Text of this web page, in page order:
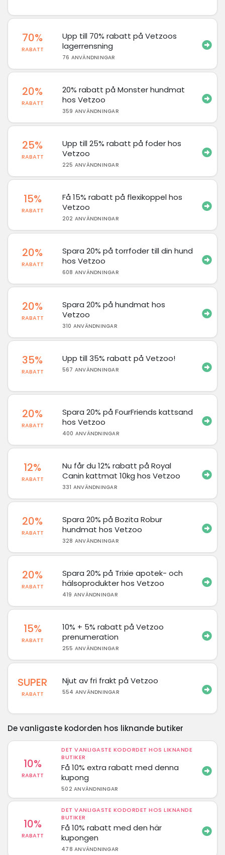
70%
RABATT
Upp till 70% rabatt på Vetzoos
lagerrensning
76 ANVÄNDNINGAR
20%
RABATT
20% rabatt på Monster hundmat
hos Vetzoo
359 ANVÄNDNINGAR
25%
RABATT
Upp till 25% rabatt på foder hos
Vetzoo
225 ANVÄNDNINGAR
15%
RABATT
Få 15% rabatt på flexikoppel hos
Vetzoo
202 ANVÄNDNINGAR
20%
RABATT
Spara 20% på torrfoder till din hund
hos Vetzoo
608 ANVÄNDNINGAR
20%
RABATT
Spara 20% på hundmat hos
Vetzoo
310 ANVÄNDNINGAR
35%
RABATT
Upp till 35% rabatt på Vetzoo!
567 ANVÄNDNINGAR
20%
RABATT
Spara 20% på FourFriends kattsand
hos Vetzoo
400 ANVÄNDNINGAR
12%
RABATT
Nu får du 12% rabatt på Royal
Canin kattmat 10kg hos Vetzoo
331 ANVÄNDNINGAR
20%
RABATT
Spara 20% på Bozita Robur
hundmat hos Vetzoo
328 ANVÄNDNINGAR
20%
RABATT
Spara 20% på Trixie apotek- och
hälsoprodukter hos Vetzoo
419 ANVÄNDNINGAR
15%
RABATT
10% + 5% rabatt på Vetzoo
prenumeration
255 ANVÄNDNINGAR
SUPER
RABATT
Njut av fri frakt på Vetzoo
554 ANVÄNDNINGAR
De vanligaste kodorden hos liknande butiker
10%
RABATT
DET VANLIGASTE KODORDET HOS LIKNANDE
BUTIKER
Få 10% extra rabatt med denna
kupong
502 ANVÄNDNINGAR
10%
RABATT
DET VANLIGASTE KODORDET HOS LIKNANDE
BUTIKER
Få 10% rabatt med den här
kupongen
478 ANVÄNDNINGAR